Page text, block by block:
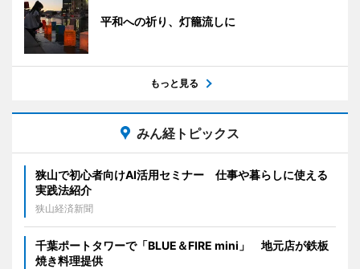
平和への祈り、灯籠流しに
もっと見る
みん経トピックス
狭山で初心者向けAI活用セミナー 仕事や暮らしに使える
実践法紹介
狭山経済新聞
千葉ポートタワーで「BLUE＆FIRE mini」 地元店が鉄板
焼き料理提供